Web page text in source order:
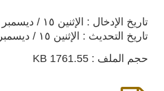
تاريخ الإدخال : الإثنين ١٥ / ديسمبر / ٢٠٠٨
تاريخ التحديث : الإثنين ١٥ / ديسمبر / ٢٠٠٨
حجم الملف : 1761.55 KB